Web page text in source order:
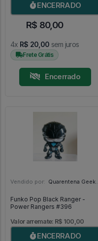
ENCERRADO
R$ 80,00
4x R$ 20,00 sem juros
Frete Grátis
Encerrado
Vendido por: Quarentena Geek Store - SP
Funko Pop Black Ranger -
Power Rangers #396
Valor arremate: R$ 100,00
ENCERRADO